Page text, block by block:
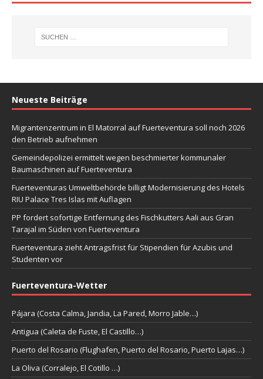
Neueste Beiträge
Migrantenzentrum in El Matorral auf Fuerteventura soll noch 2026
den Betrieb aufnehmen
Gemeindepolizei ermittelt wegen beschmierter kommunaler
Baumaschinen auf Fuerteventura
Fuerteventuras Umweltbehörde billigt Modernisierung des Hotels
RIU Palace Tres Islas mit Auflagen
PP fordert sofortige Entfernung des Fischkutters Aali aus Gran
Tarajal im Süden von Fuerteventura
Fuerteventura zieht Antragsfrist für Stipendien für Azubis und
Studenten vor
Fuerteventura-Wetter
Pájara (Costa Calma, Jandia, La Pared, Morro Jable…)
Antigua (Caleta de Fuste, El Castillo…)
Puerto del Rosario (Flughafen, Puerto del Rosario, Puerto Lajas…)
La Oliva (Corralejo, El Cotillo …)